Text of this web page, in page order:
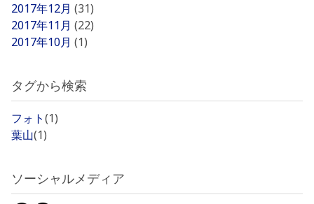
2017年12月 (31)
2017年11月 (22)
2017年10月 (1)
タグから検索
フォト(1)
葉山(1)
ソーシャルメディア